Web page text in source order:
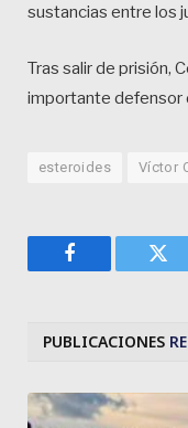
sustancias entre los
Tras salir de prisión,
importante defensor
esteroides Víctor
Facebook
PUBLICACIONES